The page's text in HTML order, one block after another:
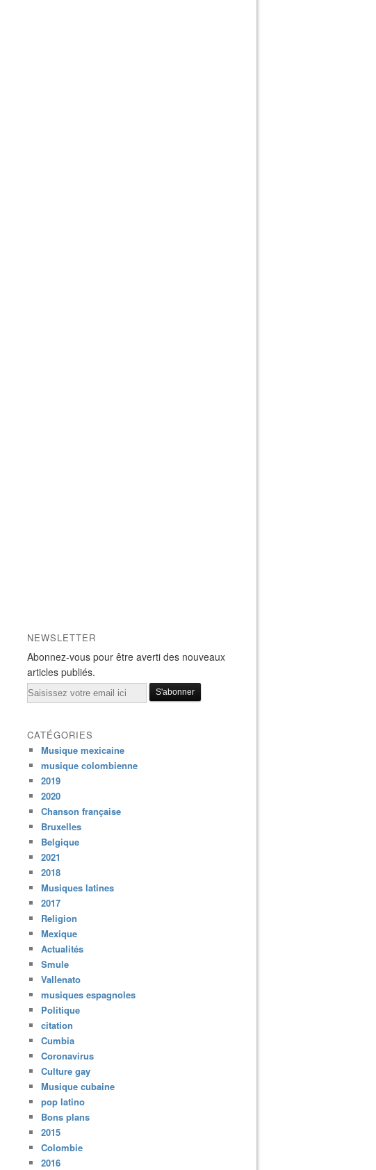
NEWSLETTER
Abonnez-vous pour être averti des nouveaux
articles publiés.
Email
CATÉGORIES
Musique mexicaine
musique colombienne
2019
2020
Chanson française
Bruxelles
Belgique
2021
2018
Musiques latines
2017
Religion
Mexique
Actualités
Smule
Vallenato
musiques espagnoles
Politique
citation
Cumbia
Coronavirus
Culture gay
Musique cubaine
pop latino
Bons plans
2015
Colombie
2016